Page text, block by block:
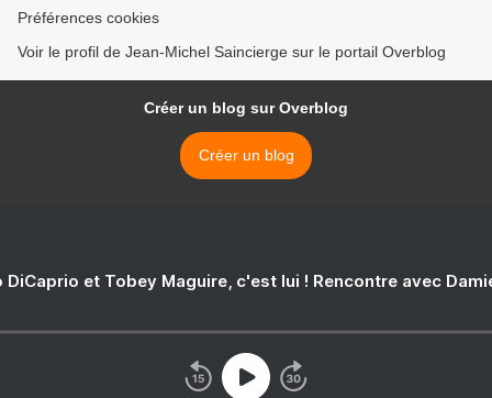
Préférences cookies
Voir le profil de Jean-Michel Saincierge sur le portail Overblog
Créer un blog sur Overblog
Créer un blog
DiCaprio et Tobey Maguire, c'est lui ! Rencontre avec